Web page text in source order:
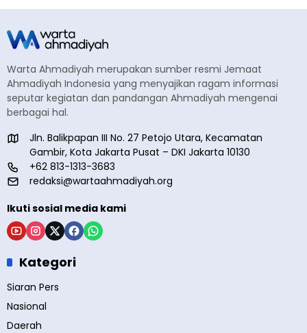
Warta Ahmadiyah merupakan sumber resmi Jemaat
Ahmadiyah Indonesia yang menyajikan ragam informasi
seputar kegiatan dan pandangan Ahmadiyah mengenai
berbagai hal.
Jln. Balikpapan III No. 27 Petojo Utara, Kecamatan
Gambir, Kota Jakarta Pusat – DKI Jakarta 10130
+62 813-1313-3683
redaksi@wartaahmadiyah.org
Ikuti sosial media kami
Kategori
Siaran Pers
Nasional
Daerah